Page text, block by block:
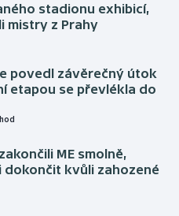
stadionu exhibicí,
mistry z Prahy
povedl závěrečný útok
etapou se převlékla do
ME smolně,
dokončit kvůli zahozené